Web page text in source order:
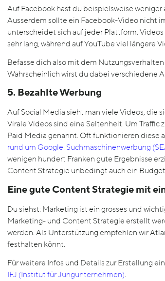
Auf Facebook hast du beispielsweise
Ausserdem sollte ein Facebook-Video nicht
unterscheidet sich auf jeder Plattform.
sehr lang, während auf YouTube viel längere
Befasse dich also mit dem
Wahrscheinlich wirst du dabei verschiedene
5. Bezahlte Werbung
Auf Social Media sieht man viele Videos, die
Virale Videos sind eine Seltenheit. Um Traffic
Paid Media genannt. Oft funktionieren diese
rund um Google: Suchmaschinenwerbung
wenigen hundert Franken gute Ergebnisse
Content Strategie unbedingt auch ein
Eine gute Content Strategie mit
Du siehst: Marketing ist ein grosses und
Marketing- und Content Strategie erstellt
werden. Als Unterstützung empfehlen wir
festhalten könnt.
Für weitere Infos und Details zur Erstellung
IFJ (Institut für Jungunternehmen).